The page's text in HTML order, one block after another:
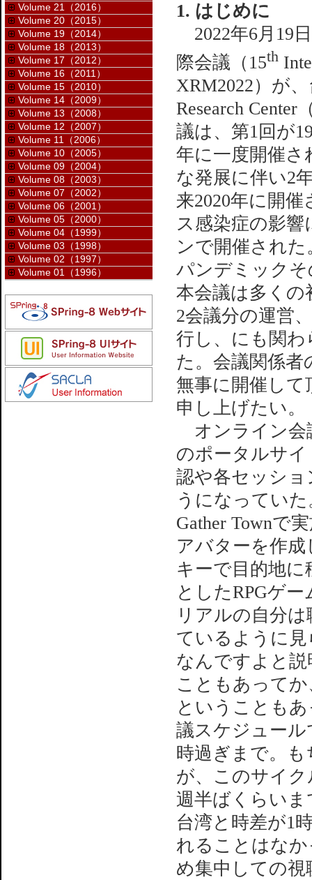
1. はじめに
2022年6月19
際会議（15th
XRM2022）が
Research
議は、第1回が
年に一度開催さ
な発展に伴い2
来2020年に開
ス感染症の影
ンで開催された
パンデミック
本会議は多くの
2会議分の運営
行し、にも関わ
た。会議関係者
無事に開催し
申し上げたい。
オンライン会
のポータルサ
認や各セッシ
うになってい
Gather Townで
アバターを作
キーで目的地
としたRPGゲ
リアルの自分
ているように
なんですよと
こともあって
ということも
議スケジュール
時過ぎまで。
が、このサイ
週半ばくらい
台湾と時差が1
れることはな
め集中しての
Volume 21（2016）
Volume 20（2015）
Volume 19（2014）
Volume 18（2013）
Volume 17（2012）
Volume 16（2011）
Volume 15（2010）
Volume 14（2009）
Volume 13（2008）
Volume 12（2007）
Volume 11（2006）
Volume 10（2005）
Volume 09（2004）
Volume 08（2003）
Volume 07（2002）
Volume 06（2001）
Volume 05（2000）
Volume 04（1999）
Volume 03（1998）
Volume 02（1997）
Volume 01（1996）